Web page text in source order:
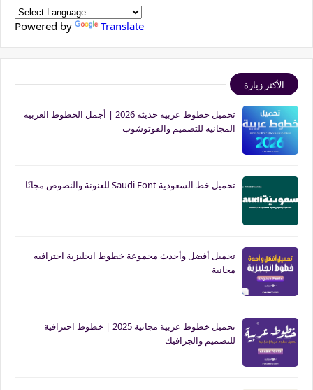
Powered by Translate
الأكثر زيارة
تحميل خطوط عربية حديثة 2026 | أجمل الخطوط العربية
المجانية للتصميم والفوتوشوب
تحميل خط السعودية Saudi Font للعنونة والنصوص مجانًا
تحميل أفضل وأحدث مجموعة خطوط انجليزية احترافيه
مجانية
تحميل خطوط عربية مجانية 2025 | خطوط احترافية
للتصميم والجرافيك